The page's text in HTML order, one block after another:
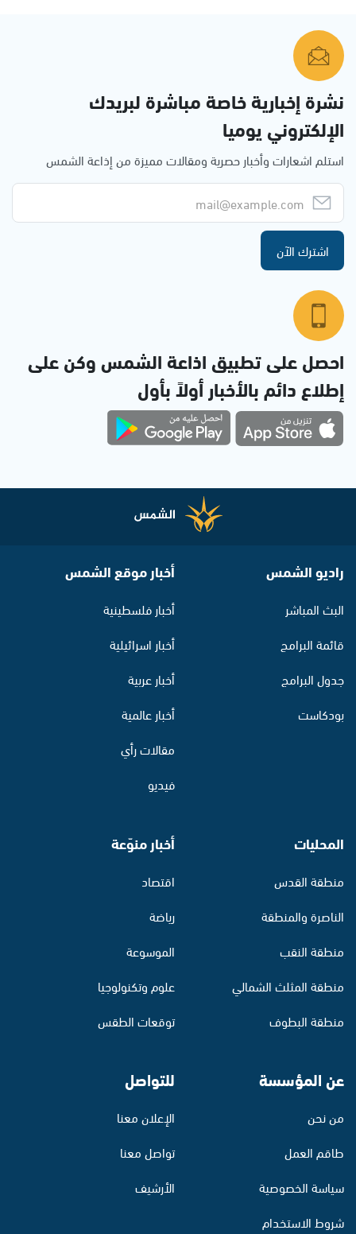
نشرة إخبارية خاصة مباشرة لبريدك
الإلكتروني يوميا
استلم اشعارات وأخبار حصرية ومقالات مميزة من إذاعة الشمس
اشترك الآن
احصل على تطبيق اذاعة الشمس وكن على
إطلاع دائم بالأخبار أولاً بأول
راديو الشمس
البث المباشر
قائمة البرامج
جدول البرامج
بودكاست
أخبار موقع الشمس
أخبار فلسطينية
أخبار اسرائيلية
أخبار عربية
أخبار عالمية
مقالات رأي
فيديو
المحليات
منطقة القدس
الناصرة والمنطقة
منطقة النقب
منطقة المثلث الشمالي
منطقة البطوف
أخبار منوّعة
اقتصاد
رياضة
الموسوعة
علوم وتكنولوجيا
توقعات الطقس
عن المؤسسة
من نحن
طاقم العمل
سياسة الخصوصية
شروط الاستخدام
للتواصل
الإعلان معنا
تواصل معنا
الأرشيف